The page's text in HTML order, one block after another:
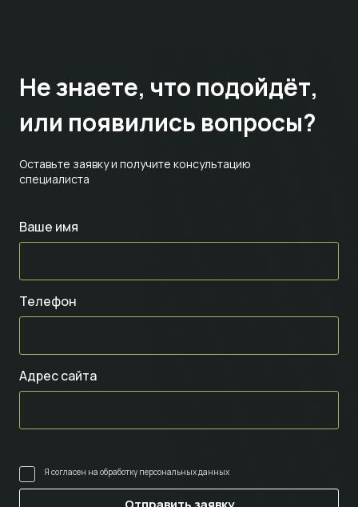
Оставьте заявку и получите консультацию
специалиста
Не знаете, что подойдёт,
или появились вопросы?
Ваше имя
Телефон
Адрес сайта
Я согласен на обработку персональных данных